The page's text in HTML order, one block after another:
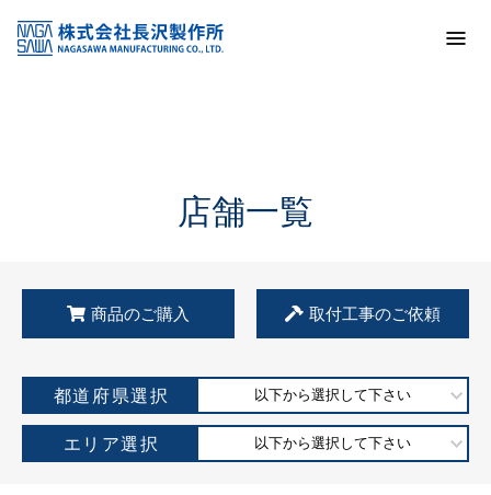
KSS加盟店・取扱店情報
店舗一覧
店舗一覧
商品のご購入 取付工事のご依頼
都道府県選択 以下から選択して下さい
エリア選択 以下から選択して下さい